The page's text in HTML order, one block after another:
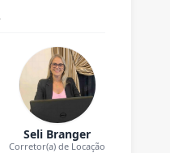
Seli Branger
Corretor(a) de Locação